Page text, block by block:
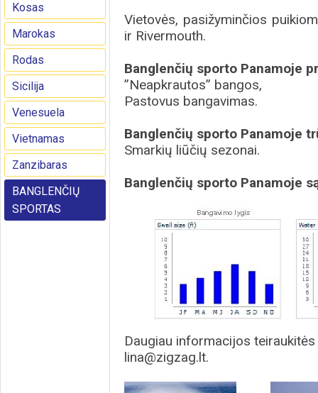
Kosas
Marokas
Rodas
Sicilija
Venesuela
Vietnamas
Zanzibaras
BANGLENČIŲ
SPORTAS
Vietovės, pasižyminčios
ir Rivermouth.
Banglenčių sporto Panamoje
”Neapkrautos” bangos,
Pastovus bangavimas.
Banglenčių sporto Panamoje
Smarkių liūčių sezonai.
Banglenčių sporto Panamoje
Daugiau informacijos
lina@zigzag.lt.